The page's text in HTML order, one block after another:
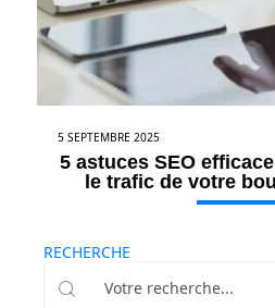
5 SEPTEMBRE 2025
5 astuces SEO
le trafic de votre
RECHERCHE